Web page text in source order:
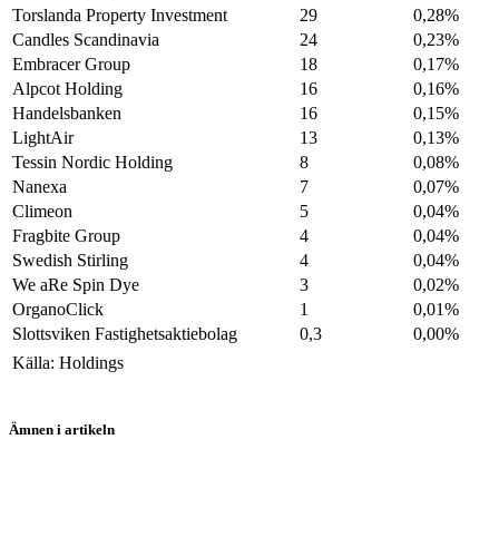
Torslanda Property Investment
29
0,28%
Candles Scandinavia
24
0,23%
Embracer Group
18
0,17%
Alpcot Holding
16
0,16%
Handelsbanken
16
0,15%
LightAir
13
0,13%
Tessin Nordic Holding
8
0,08%
Nanexa
7
0,07%
Climeon
5
0,04%
Fragbite Group
4
0,04%
Swedish Stirling
4
0,04%
We aRe Spin Dye
3
0,02%
OrganoClick
1
0,01%
Slottsviken Fastighetsaktiebolag
0,3
0,00%
Källa: Holdings
Ämnen i artikeln